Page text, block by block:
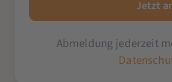
Abmeldung jederzeit